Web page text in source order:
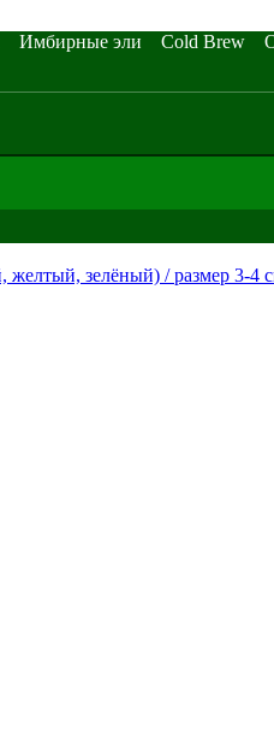
Имбирные эли Cold Brew